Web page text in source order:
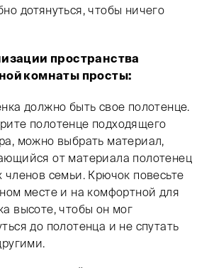
дотянуться, чтобы ничего
пространства
комнаты просты:
должно быть свое полотенце.
полотенце подходящего
можно выбрать материал,
от материала полотенец
членов семьи. Крючок повесьте
месте и на комфортной для
высоте, чтобы он мог
до полотенца и не спутать